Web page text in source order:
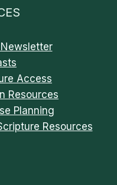
Access
Resources
Planning
Resources